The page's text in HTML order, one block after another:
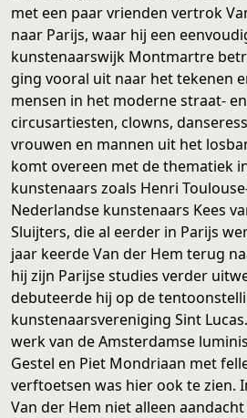
met een paar vrienden vertrok
naar Parijs, waar hij een
kunstenaarswijk Montmartre
ging vooral uit naar het tekenen
mensen in het moderne straat-
circusartiesten, clowns,
vrouwen en mannen uit het
komt overeen met de thematiek
kunstenaars zoals Henri
Nederlandse kunstenaars Kees
Sluijters, die al eerder in Parijs
jaar keerde Van der Hem terug
hij zijn Parijse studies verder
debuteerde hij op de
kunstenaarsvereniging Sint
werk van de Amsterdamse
Gestel en Piet Mondriaan met
verftoetsen was hier ook te zien.
Van der Hem niet alleen